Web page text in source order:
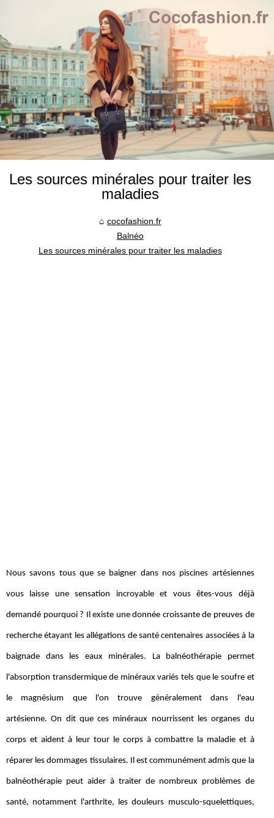
Les sources minérales pour traiter les
maladies
cocofashion.fr
Balnéo
Les sources minérales pour traiter les maladies
Nous savons tous que se baigner dans nos piscines artésiennes
vous laisse une sensation incroyable et vous êtes-vous déjà
demandé pourquoi ? Il existe une donnée croissante de preuves de
recherche étayant les allégations de santé centenaires associées à la
baignade dans les eaux minérales. La balnéothérapie permet
l'absorption transdermique de minéraux variés tels que le soufre et
le magnésium que l'on trouve généralement dans l'eau
artésienne. On dit que ces minéraux nourrissent les organes du
corps et aident à leur tour le corps à combattre la maladie et à
réparer les dommages tissulaires. Il est communément admis que la
balnéothérapie peut aider à traiter de nombreux problèmes de
santé, notamment l'arthrite, les douleurs musculo-squelettiques,